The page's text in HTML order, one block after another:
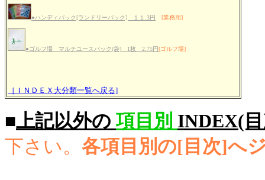
●ハンディバック[ランドリーバック] １１.3円 [業務用]
●ゴルフ場 マルチユースバック(袋) 1枚 2.75円[ゴルフ場]
［ＩＮＤＥＸ大分類一覧へ戻る]
■上記以外の項目別 INDEX(
下さい。 各項目別の[目次]へ